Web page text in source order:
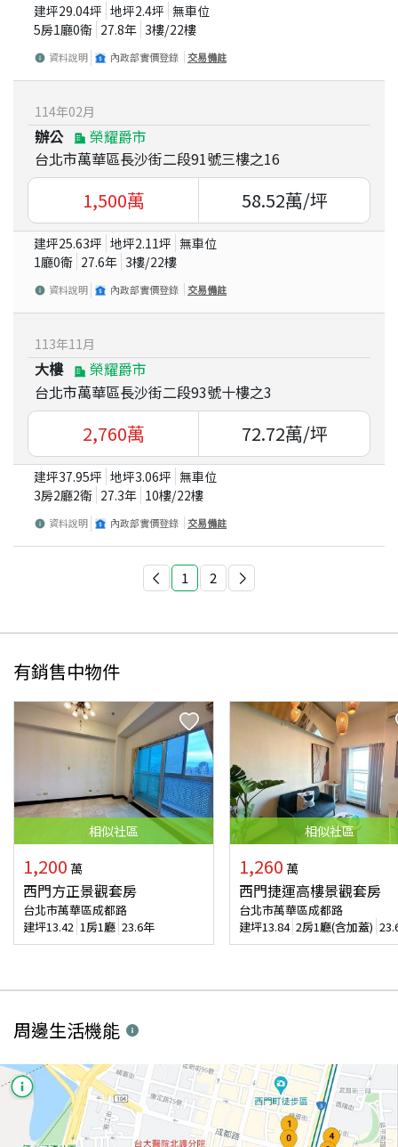
建坪29.04坪 地坪2.4坪 無車位
5房1廳0衛 27.8年 3樓/22樓
資料說明 內政部實價登錄 交易備註
114年02月
辦公
榮耀爵市
台北市萬華區長沙街二段91號三樓之16
1,500萬 58.52萬/坪
建坪25.63坪 地坪2.11坪 無車位
1廳0衛 27.6年 3樓/22樓
資料說明 內政部實價登錄 交易備註
113年11月
大樓
榮耀爵市
台北市萬華區長沙街二段93號十樓之3
2,760萬 72.72萬/坪
建坪37.95坪 地坪3.06坪 無車位
3房2廳2衛 27.3年 10樓/22樓
資料說明 內政部實價登錄 交易備註
1 2
有銷售中物件
相似社區
1,200 萬
西門方正景觀套房
台北市萬華區成都路
建坪13.42 1房1廳 23.6年
相似社區
1,260 萬
西門捷運高樓景觀套房
台北市萬華區成都路
建坪13.84 2房1廳(含加蓋)
周邊生活機能